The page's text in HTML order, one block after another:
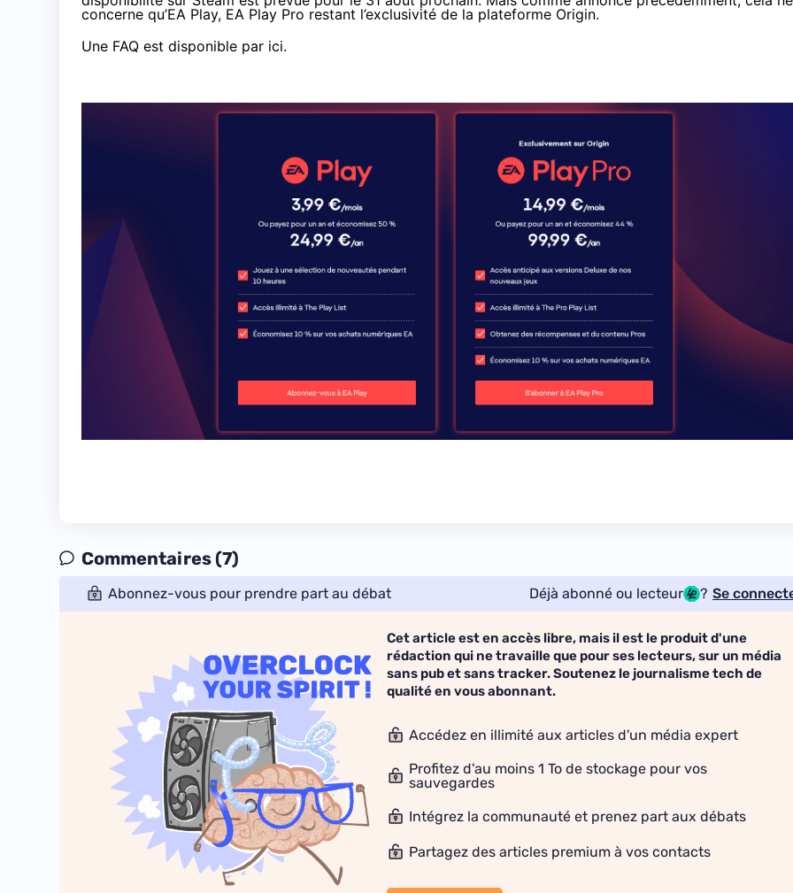
concerne qu’EA Play, EA Play Pro restant l’exclusivité de la plateforme Origin.
Une FAQ est disponible par ici.
Commentaires (7)
Abonnez-vous pour prendre part au débat Déjà abonné ou lecteur ? Se
Cet article est en accès libre, mais il est le produit d'une
rédaction qui ne travaille que pour ses lecteurs, sur un média
sans pub et sans tracker. Soutenez le journalisme tech de
qualité en vous abonnant.
Accédez en illimité aux articles d'un média expert
Profitez d'au moins 1 To de stockage pour vos
sauvegardes
Intégrez la communauté et prenez part aux débats
Partagez des articles premium à vos contacts